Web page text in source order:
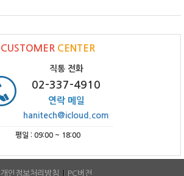
CUSTOMER CENTER
직통 전화
02-337-4910
연락 메일
hanitech@icloud.com
평일 : 09:00 ~ 18:00
개인정보처리방침 PC버전